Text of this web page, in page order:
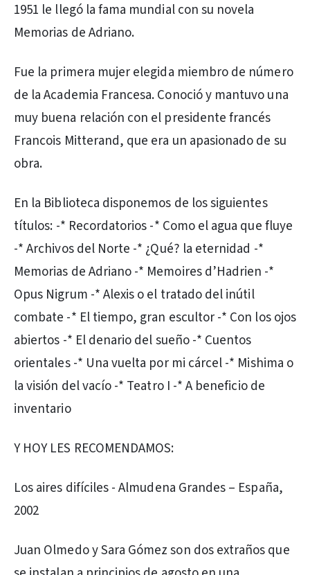
1951 le llegó la fama mundial con su novela
Memorias de Adriano.
Fue la primera mujer elegida miembro de número
de la Academia Francesa. Conoció y mantuvo una
muy buena relación con el presidente francés
Francois Mitterand, que era un apasionado de su
obra.
En la Biblioteca disponemos de los siguientes
títulos: -* Recordatorios -* Como el agua que fluye
-* Archivos del Norte -* ¿Qué? la eternidad -*
Memorias de Adriano -* Memoires d’Hadrien -*
Opus Nigrum -* Alexis o el tratado del inútil
combate -* El tiempo, gran escultor -* Con los ojos
abiertos -* El denario del sueño -* Cuentos
orientales -* Una vuelta por mi cárcel -* Mishima o
la visión del vacío -* Teatro I -* A beneficio de
inventario
Y HOY LES RECOMENDAMOS:
Los aires difíciles - Almudena Grandes – España,
2002
Juan Olmedo y Sara Gómez son dos extraños que